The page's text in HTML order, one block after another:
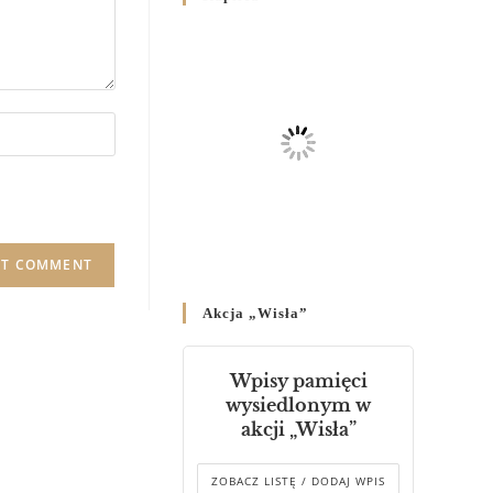
Родин
Справ Молоді та встановленя
складу Катихитичної Комісії
днях 2-12 липня 2024 р.”
Декрет єпископів
Перемисько-Варшавської
Митрополії стосовно
звершування Божественної
літургії
Akcja „Wisła”
Wpisy pamięci
wysiedlonym w
akcji „Wisła”
ZOBACZ LISTĘ / DODAJ WPIS